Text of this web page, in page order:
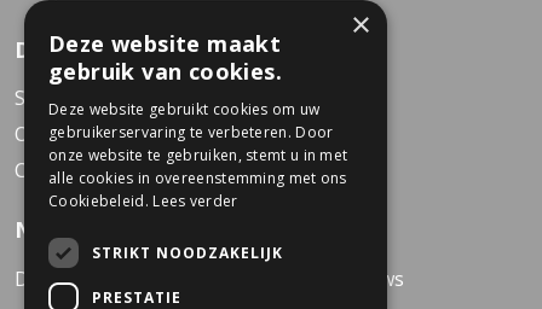
Dekkers Business Bikes
Service Center
Over Dekkers
Contact
Nieuwsbrief
Direct op de hoogte van het laatste nieuws
×
Deze website maakt
gebruik van cookies.
Deze website gebruikt cookies om uw
gebruikerservaring te verbeteren. Door
onze website te gebruiken, stemt u in met
alle cookies in overeenstemming met ons
Cookiebeleid. Lees verder
STRIKT NOODZAKELIJK
PRESTATIE